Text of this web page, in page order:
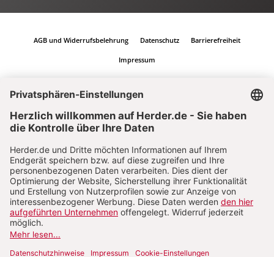
AGB und Widerrufsbelehrung Datenschutz Barrierefreiheit
Impressum
Vertrag widerrufen